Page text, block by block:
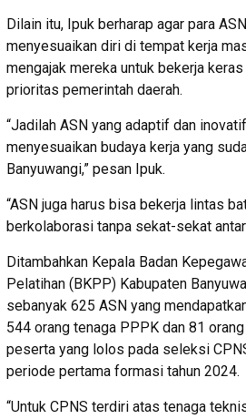
Dilain itu, Ipuk berharap agar para
menyesuaikan diri di tempat kerja
mengajak mereka untuk bekerja
prioritas pemerintah daerah.
“Jadilah ASN yang adaptif dan
menyesuaikan budaya kerja yang
Banyuwangi,” pesan Ipuk.
“ASN juga harus bisa bekerja lintas
berkolaborasi tanpa sekat-sekat antar
Ditambahkan Kepala Badan
Pelatihan (BKPP) Kabupaten
sebanyak 625 ASN yang
544 orang tenaga PPPK dan 81
peserta yang lolos pada seleksi
periode pertama formasi tahun 2024.
“Untuk CPNS terdiri atas tenaga